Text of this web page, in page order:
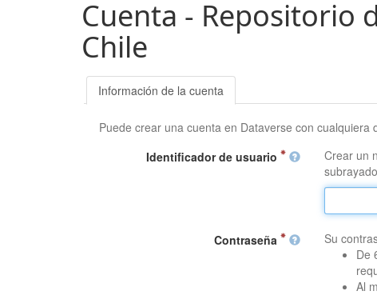
Cuenta - Repositorio
Chile
Información de la cuenta
Puede crear una cuenta en Dataverse con cualquiera
Identificador de usuario
Crear un
Contraseña
Su
De
Al